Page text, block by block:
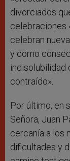
divorciados
celebraciones
celebran
y como
indisolubilidad
contraído».
Por último, en
Señora, Juan
cercanía a los
dificultades y